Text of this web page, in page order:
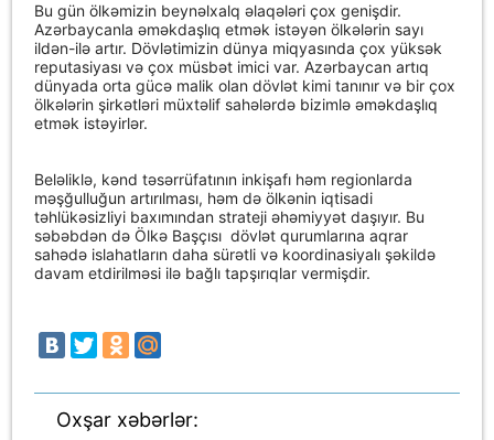
Bu gün ölkəmizin beynəlxalq əlaqələri çox genişdir.
Azərbaycanla əməkdaşlıq etmək istəyən ölkələrin sayı
ildən-ilə artır. Dövlətimizin dünya miqyasında çox yüksək
reputasiyası və çox müsbət imici var. Azərbaycan artıq
dünyada orta gücə malik olan dövlət kimi tanınır və bir çox
ölkələrin şirkətləri müxtəlif sahələrdə bizimlə əməkdaşlıq
etmək istəyirlər.
Beləliklə, kənd təsərrüfatının inkişafı həm regionlarda
məşğulluğun artırılması, həm də ölkənin iqtisadi
təhlükəsizliyi baxımından strateji əhəmiyyət daşıyır. Bu
səbəbdən də Ölkə Başçısı dövlət qurumlarına aqrar
sahədə islahatların daha sürətli və koordinasiyalı şəkildə
davam etdirilməsi ilə bağlı tapşırıqlar vermişdir.
Oxşar xəbərlər: